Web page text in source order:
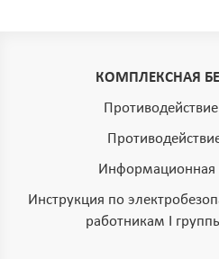
КОМПЛЕКСНАЯ
Информационная
Инструкция по
работникам I